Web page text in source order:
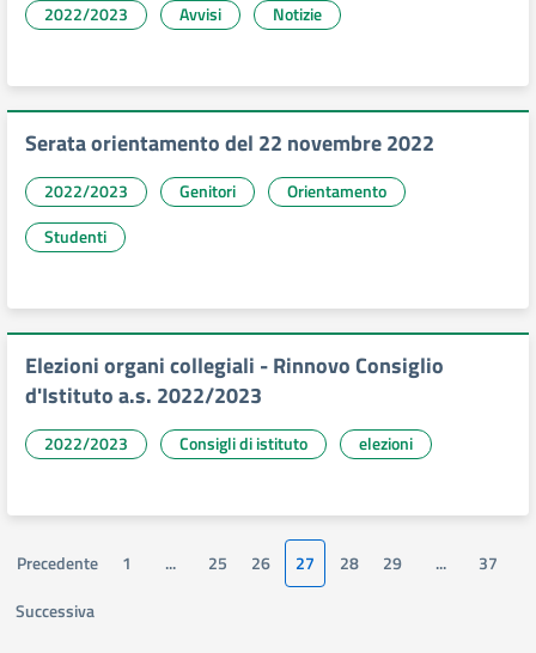
2022/2023 Avvisi Notizie
Serata orientamento del 22 novembre 2022
2022/2023 Genitori
Orientamento
Studenti
Elezioni organi collegiali - Rinnovo Consiglio
d'Istituto a.s. 2022/2023
2022/2023 Consigli di istituto elezioni
Precedente 1 ... 25 26 27 28 29 ...
37
Successiva